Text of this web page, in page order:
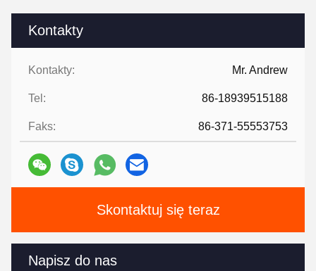
Kontakty
Kontakty: Mr. Andrew
Tel: 86-18939515188
Faks: 86-371-55553753
Skontaktuj się teraz
Napisz do nas